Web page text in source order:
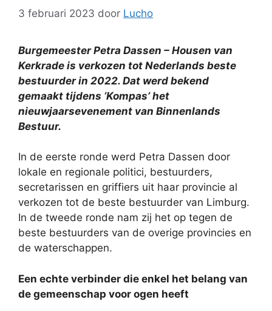
3 februari 2023 door Lucho
Burgemeester Petra Dassen – Housen van
Kerkrade is verkozen tot Nederlands beste
bestuurder in 2022. Dat werd bekend
gemaakt tijdens ‘Kompas’ het
nieuwjaarsevenement van Binnenlands
Bestuur.
In de eerste ronde werd Petra Dassen door
lokale en regionale politici, bestuurders,
secretarissen en griffiers uit haar provincie al
verkozen tot de beste bestuurder van Limburg.
In de tweede ronde nam zij het op tegen de
beste bestuurders van de overige provincies en
de waterschappen.
Een echte verbinder die enkel het belang van
de gemeenschap voor ogen heeft